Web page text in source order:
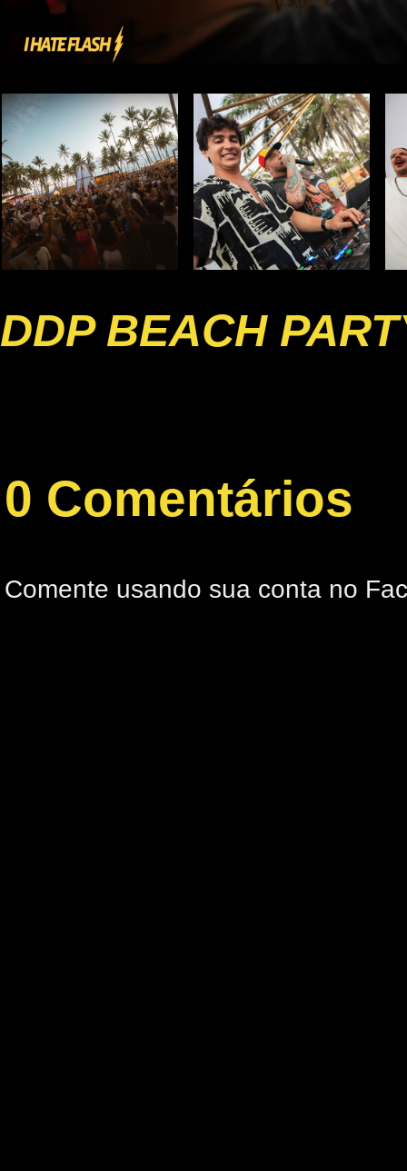
DDP BEACH
0 Comentários
Comente usando sua conta no